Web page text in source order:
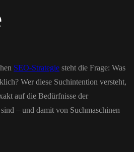
SEO-Strategie steht die Frage: Was
Wer diese Suchintention versteht,
auf die Bedürfnisse der
– und damit von Suchmaschinen